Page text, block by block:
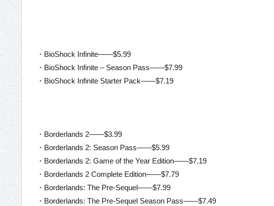
・BioShock Infinite——$5.99
・BioShock Infinite – Season Pass——$7.99
・BioShock Infinite Starter Pack——$7.19
・Borderlands 2——$3.99
・Borderlands 2: Season Pass——$5.99
・Borderlands 2: Game of the Year Edition——$7.19
・Borderlands 2 Complete Edition——$7.79
・Borderlands: The Pre-Sequel——$7.99
・Borderlands: The Pre-Sequel Season Pass——$7.49